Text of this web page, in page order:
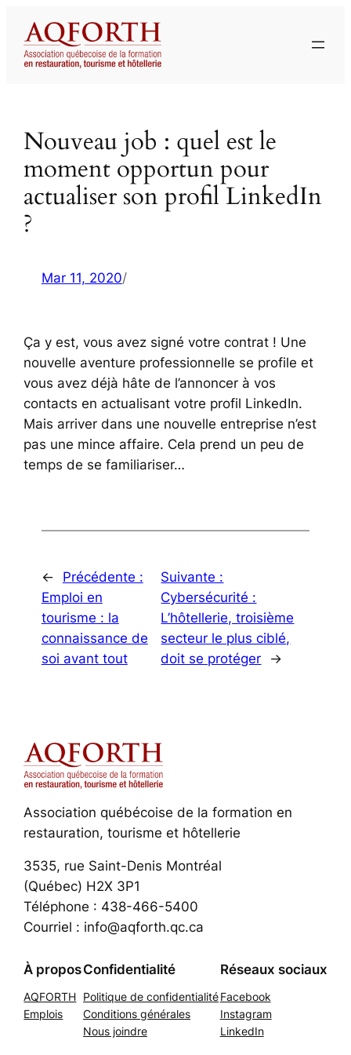
contenu
Nouveau job : quel est le
moment opportun pour
actualiser son profil LinkedIn
?
Mar 11, 2020/
Ça y est, vous avez signé votre contrat ! Une
nouvelle aventure professionnelle se profile et
vous avez déjà hâte de l’annoncer à vos
contacts en actualisant votre profil LinkedIn.
Mais arriver dans une nouvelle entreprise n’est
pas une mince affaire. Cela prend un peu de
temps de se familiariser…
←
Précédente :
Emploi en
tourisme : la
connaissance de
soi avant tout
Suivante :
Cybersécurité :
L’hôtellerie, troisième
secteur le plus ciblé,
doit se protéger
→
Association québécoise de la formation en
restauration, tourisme et hôtellerie
3535, rue Saint-Denis Montréal
(Québec) H2X 3P1
Téléphone : 438-466-5400
Courriel : info@aqforth.qc.ca
À propos
AQFORTH
Emplois
Confidentialité
Politique de confidentialité
Conditions générales
Nous joindre
Réseaux sociaux
Facebook
Instagram
LinkedIn